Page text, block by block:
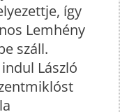
így
Lemhény
száll.
László